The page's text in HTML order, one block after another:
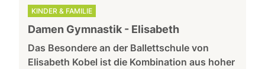
KINDER & FAMILIE
Damen Gymnastik - Elisabeth
Das Besondere an der Ballettschule von
Elisabeth Kobel ist die Kombination aus hoher